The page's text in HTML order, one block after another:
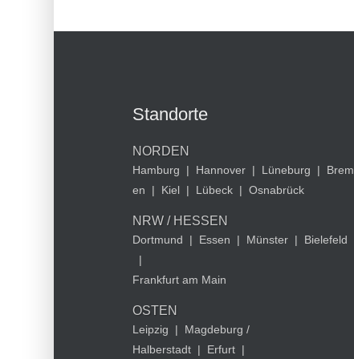
Standorte
NORDEN
Hamburg | Hannover | Lüneburg |
Brem
en
| Kiel | Lübeck | Osnabrück
NRW / HESSEN
Dortmund | Essen | Münster |
Bielefeld
|
Frankfurt am Main
OSTEN
Leipzig |
Magdeburg /
Halberstadt | Erfurt |